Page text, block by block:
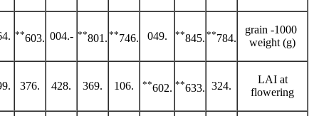
1000- grain
weight (g)
.784
**
.845
**
.049
.746
**
.801
**
-.004
.603
**
.464
LAI at
flowering
.324
.633
**
.602
**
.106
.369
.428
.376
.299